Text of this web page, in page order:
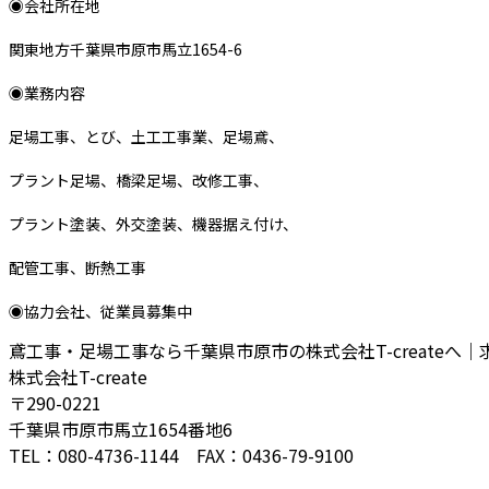
◉会社所在地
関東地方千葉県市原市馬立1654-6
◉業務内容
足場工事、とび、土工工事業、足場鳶、
プラント足場、橋梁足場、改修工事、
プラント塗装、外交塗装、機器据え付け、
配管工事、断熱工事
◉協力会社、従業員募集中
鳶工事・足場工事なら千葉県市原市の株式会社T-createへ｜
株式会社T-create
〒290-0221
千葉県市原市馬立1654番地6
TEL：080-4736-1144 FAX：0436-79-9100